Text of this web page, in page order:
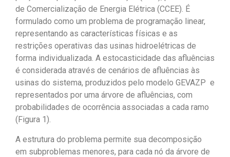
de Comercialização de Energia Elétrica (CCEE). É
formulado como um problema de programação linear,
representando as características físicas e as
restrições operativas das usinas hidroelétricas de
forma individualizada. A estocasticidade das afluências
é considerada através de cenários de afluências às
usinas do sistema, produzidos pelo modelo GEVAZP e
representados por uma árvore de afluências, com
probabilidades de ocorrência associadas a cada ramo
(Figura 1).
A estrutura do problema permite sua decomposição
em subproblemas menores, para cada nó da árvore de